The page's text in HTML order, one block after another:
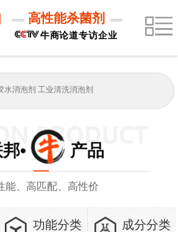
高性能杀菌剂
牛商论道专访企业
邦• 产品
能、高匹配、高性价
功能分类 成分分类